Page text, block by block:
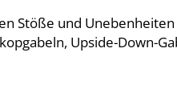
Stöße und
Upside-Down-